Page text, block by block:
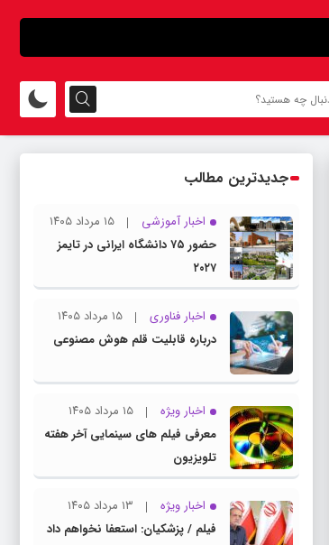
جدیدترین مطالب
اخبار آموزشی
۱۵ مرداد ۱۴۰۵
حضور ۷۵ دانشگاه ایرانی در تایمز
۲۰۲۷
اخبار فناوری
۱۵ مرداد ۱۴۰۵
درباره قابلیت قلم هوش مصنوعی
اخبار ویژه
۱۵ مرداد ۱۴۰۵
معرفی فیلم های سینمایی آخر هفته
تلویزیون
اخبار ویژه
۱۳ مرداد ۱۴۰۵
فیلم / پزشکیان: استعفا نخواهم داد